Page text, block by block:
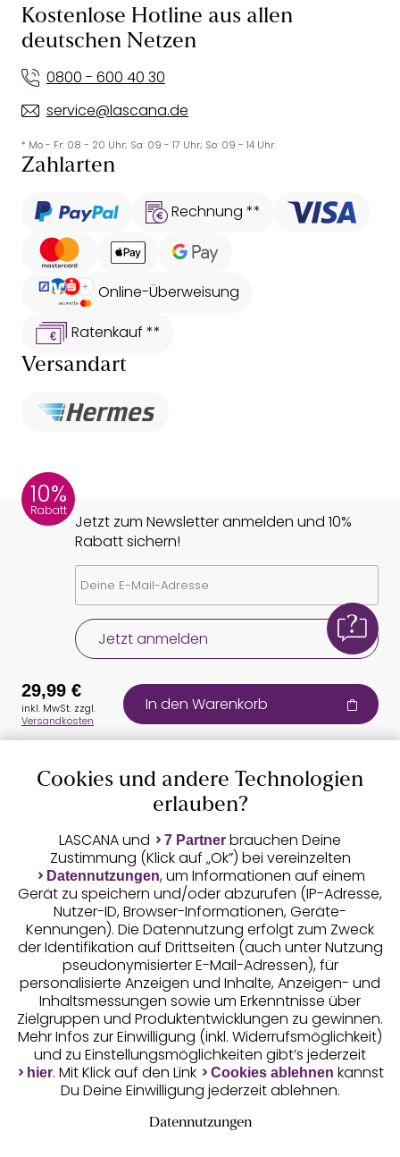
Kostenlose Hotline aus allen
deutschen Netzen
0800 - 600 40 30
service@lascana.de
* Mo - Fr: 08 - 20 Uhr; Sa: 09 - 17 Uhr; So: 09 - 14 Uhr.
Zahlarten
Rechnung **
Online-Überweisung
Ratenkauf **
Versandart
10%
Rabatt
Jetzt zum Newsletter anmelden und 10%
Rabatt sichern!
Jetzt anmelden
Auszeichnungen
Geprüfte Sicherheit
Unsere Apps
29,99 €
inkl. MwSt. zzgl.
Versandkosten
In den Warenkorb
Cookies und andere Technologien
erlauben?
LASCANA und 7 Partner brauchen Deine
Zustimmung (Klick auf „Ok”) bei vereinzelten
Datennutzungen, um Informationen auf einem
Gerät zu speichern und/oder abzurufen (IP-Adresse,
Nutzer-ID, Browser-Informationen, Geräte-
Kennungen). Die Datennutzung erfolgt zum Zweck
der Identifikation auf Drittseiten (auch unter Nutzung
pseudonymisierter E-Mail-Adressen), für
personalisierte Anzeigen und Inhalte, Anzeigen- und
Inhaltsmessungen sowie um Erkenntnisse über
Zielgruppen und Produktentwicklungen zu gewinnen.
Mehr Infos zur Einwilligung (inkl. Widerrufsmöglichkeit)
und zu Einstellungsmöglichkeiten gibt’s jederzeit
hier. Mit Klick auf den Link Cookies ablehnen kannst
Du Deine Einwilligung jederzeit ablehnen.
Datennutzungen